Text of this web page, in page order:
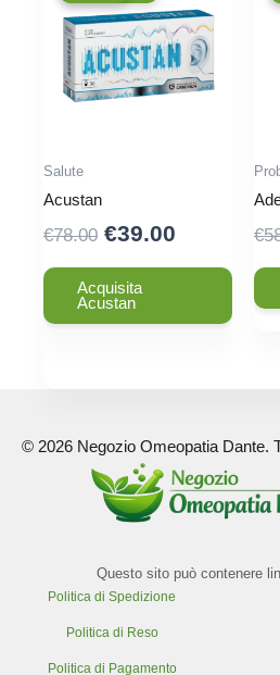
Salute
Acustan
€78.00 Original
price
was:
€78.00.
€39.00 Current
price
€39.00.
Acquisita
Acustan
€
© 2026 Negozio Omeopatia Dante.
Questo sito può contenere
Politica di Spedizione
Politica di Reso
Politica di Pagamento